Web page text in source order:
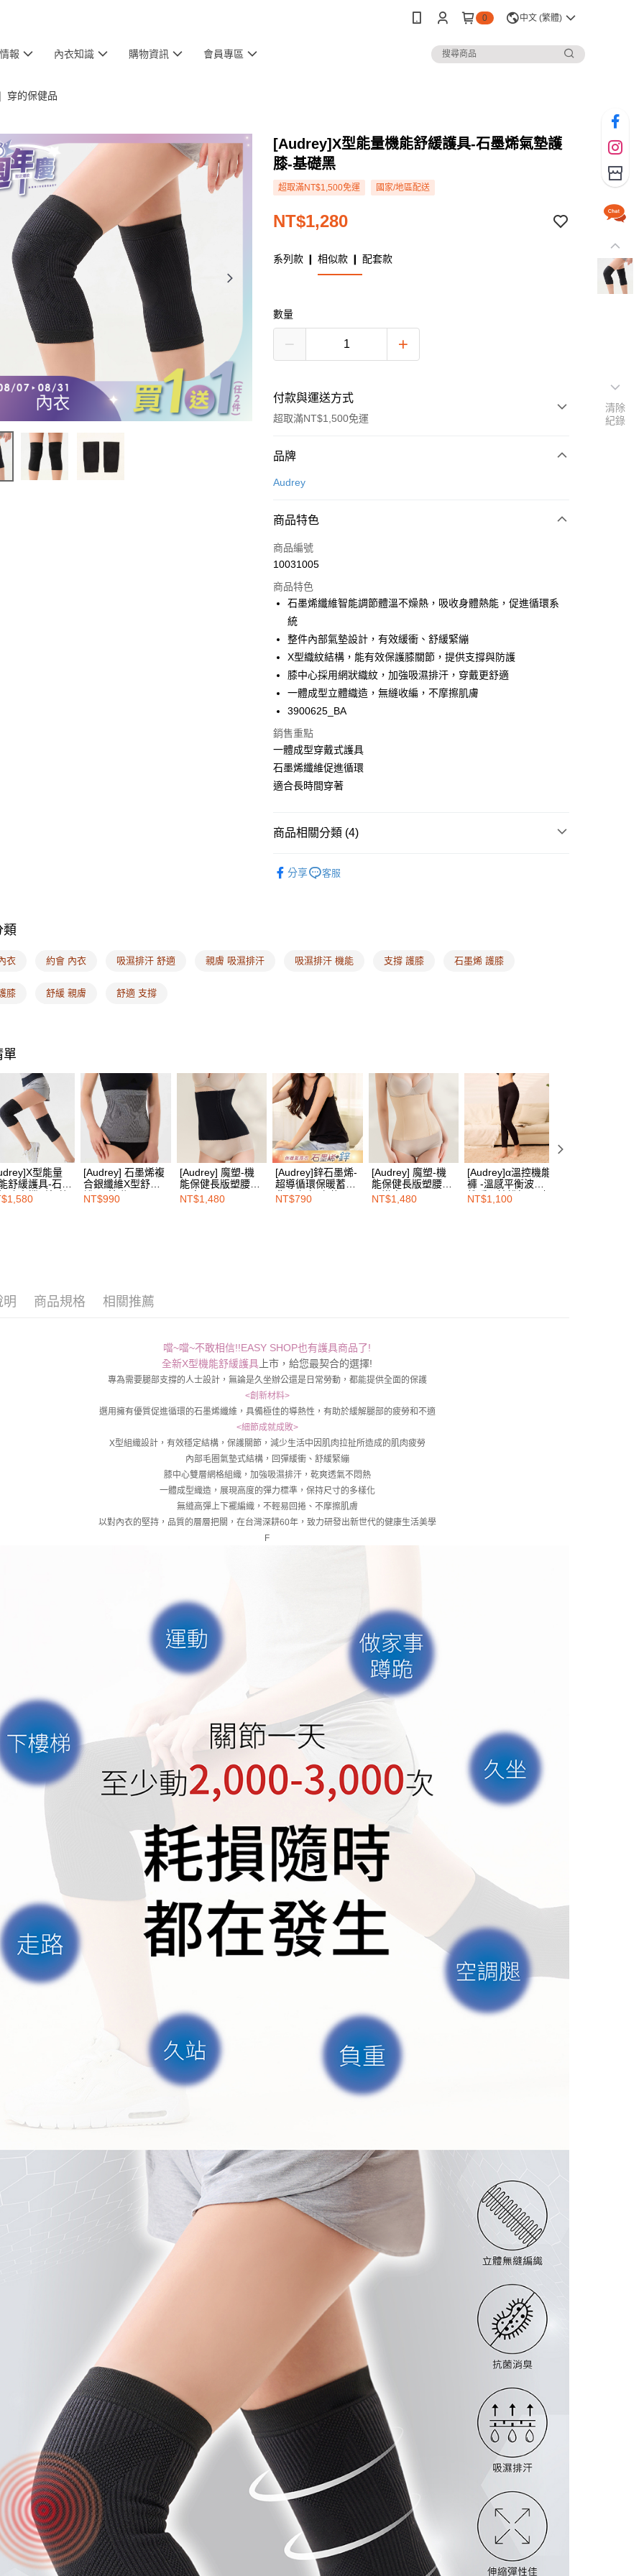
0 中文 (繁體)
報 內衣知識 購物資訊 會員專區
穿的保健品
[Audrey]X型能量機能舒緩護具-石墨烯氣墊護
膝-基礎黑
超取滿NT$1,500免運 國家/地區配送
NT$1,280
系列款 ❙ 相似款 ❙ 配套款
數量
付款與運送方式
超取滿NT$1,500免運
付款方式
信用卡一次付款
Apple Pay
悠遊付
Google Pay
全支付
全盈+PAY
AFTEE先享後付
相關說明
AFTEE先享後付是「在收到商品之後才付款」的支付方式。 讓您購物簡單
便利好安心！
１．簡單：不需註冊會員、不需綁卡、不需儲值。
３．安心：先確認商品／服務後，再付款。
１．於結帳方式選擇「AFTEE先享後付」後，將跳轉至「AFTEE先享後
付」結帳頁面，進行簡訊認證並確認金額後，即可完成結帳。
３．收到繳費通知簡訊後14天內，點擊此簡訊中的連結，可透過四大超商
／ATM／網路銀行／等多元方式進行付款，方視為交易完成。
付客戶支援中心」https://netprotections.freshdesk.com/support/home
「AFTEE先享後付」，若未經同意申辦者引起之損失，本公司不負相關責
任。
４．使用「AFTEE先享後付」時，將依據個別帳號之用戶狀況，依本公司
即時審查核予不同之上限額度；若仍有額度不足之情形，本公司將視審查
結果請求用戶進行身份認證。
５．嚴禁一人註冊多個帳號或使用他人資訊註冊。若發現惡意使用之情
形，恩沛科技股份有限公司將有權停止該用戶之使用額度並採取法律行
動。
ATM付款
運送方式
每筆NT$100，滿NT$1,500(含以上)免運費
每筆NT$100，滿NT$1,500(含以上)免運費
每筆NT$100，滿NT$1,500(含以上)免運費
海外配送 查看運費
品牌
Audrey
商品特色
商品編號
10031005
商品特色
石墨烯纖維智能調節體溫不燥熱，吸收身體熱能，促進循環系
統
整件內部氣墊設計，有效緩衝、舒緩緊繃
X型織紋結構，能有效保護膝關節，提供支撐與防護
膝中心採用網狀織紋，加強吸濕排汗，穿戴更舒適
一體成型立體織造，無縫收編，不摩擦肌膚
3900625_BA
銷售重點
一體成型穿戴式護具
石墨烯纖維促進循環
適合長時間穿著
商品相關分類 (4)
分享 客服
類
衣 約會 內衣 吸濕排汗 舒適 親膚 吸濕排汗 吸濕排汗 機能 支撐 護膝 石墨烯 護膝
膝 舒緩 親膚 舒適 支撐
單
型能量
舒緩護具-石墨
強支撐型氣墊
-基礎黑
[Audrey] 石墨烯複
合銀纖維X型舒緩
護腰-基礎黑
NT$990
[Audrey] 魔塑-機
能保健長版塑腰夾-
顯瘦黑
NT$1,480
[Audrey]鋅石墨烯-
超導循環保暖蓄溫
背心上衣-夜幕黑
NT$790
[Audrey] 魔塑-機
能保健長版塑腰夾-
柔嫩膚
NT$1,480
[Audrey]α溫控機能
褲 -溫感平衡波纖
維暖心愉悅好眠貼
身長褲-星辰黑
NT$1,100
明 商品規格 相關推薦
噹~噹~不敢相信!!EASY SHOP也有護具商品了!
全新X型機能舒緩護具 上市，給您最契合的選擇!
專為需要腿部支撐的人士設計，無論是久坐辦公還是日常勞動，都能提供全面的保護
<創新材料>
選用擁有優質促進循環的石墨烯纖維，具備極佳的導熱性，有助於緩解腿部的疲勞和不適
<細節成就成敗>
X型組織設計，有效穩定結構，保護關節，減少生活中因肌肉拉扯所造成的肌肉疲勞
內部毛圈氣墊式結構，回彈緩衝、舒緩緊繃
膝中心雙層網格組織，加強吸濕排汗，乾爽透氣不悶熱
一體成型織造，展現高度的彈力標準，保持尺寸的多樣化
無縫高彈上下襬編織，不輕易回捲、不摩擦肌膚
以對內衣的堅持，品質的層層把關，在台灣深耕60年，致力研發出新世代的健康生活美學
F
清除
紀錄